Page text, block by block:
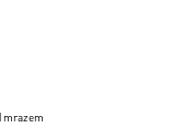
mrazem